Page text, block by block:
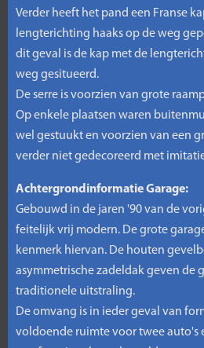
Verder heeft het pand een Franse
lengterichting haaks op de weg
dit geval is de kap met de
weg gesitueerd.
De serre is voorzien van grote
Op enkele plaatsen waren
wel gestuukt en voorzien van een
verder niet gedecoreerd met
Achtergrondinformatie Garage:
Gebouwd in de jaren '90 van de
feitelijk vrij modern. De grote
kenmerk hiervan. De houten
asymmetrische zadeldak geven de
traditionele uitstraling.
De omvang is in ieder geval van
voldoende ruimte voor twee auto's